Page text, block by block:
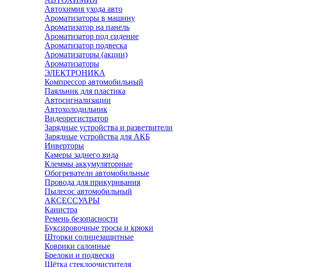
Автохимия ухода авто
Ароматизаторы в машину
Ароматизатор на панель
Ароматизатор под сидение
Ароматизатор подвеска
Ароматизаторы (акции)
Ароматизаторы
ЭЛЕКТРОНИКА
Компрессор автомобильный
Паяльник для пластика
Автосигнализации
Автохолодильник
Видеорегистратор
Зарядные устройства и разветвители
Зарядные устройства для АКБ
Инверторы
Камеры заднего вида
Клеммы аккумуляторные
Обогреватели автомобильные
Провода для прикуривания
Пылесос автомобильный
АКСЕССУАРЫ
Канистра
Ремень безопасности
Буксировочные тросы и крюки
Шторки солнцезащитные
Коврики салонные
Брелоки и подвески
Щётка стеклоочистителя